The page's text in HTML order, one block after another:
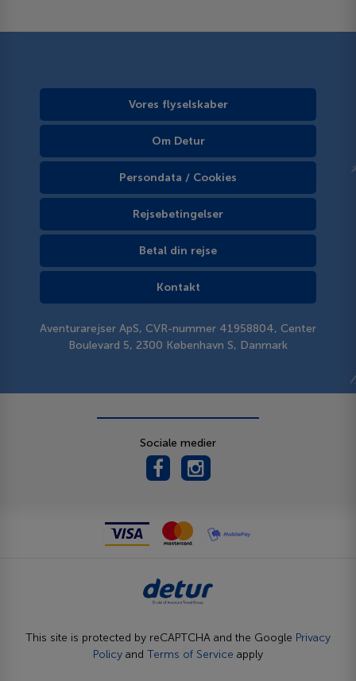
Vores flyselskaber
Om Detur
Persondata / Cookies
Rejsebetingelser
Betal din rejse
Kontakt
Aventurarejser ApS, CVR-nummer 41958804, Center
Boulevard 5, 2300 København S, Danmark
Sociale medier
This site is protected by reCAPTCHA and the Google Privacy
Policy and Terms of Service apply